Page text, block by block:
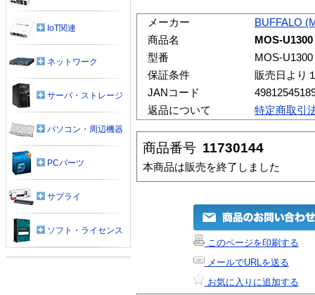
メーカー
BUFFALO
商品名
MOS-U1300
型番
MOS-U1300
保証条件
販売日より
JANコード
返品について
特定商取引
商品番号 11730144
本商品は販売を終了しました
このページを印刷する
メールでURLを送る
お気に入りに追加する
IoT関連
ネットワーク
サーバ・ストレージ
パソコン・周辺機器
PCパーツ
サプライ
ソフト・ライセンス